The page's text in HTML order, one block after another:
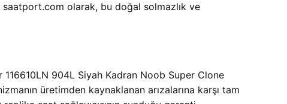
olarak, bu doğal solmazlık ve
904L Siyah Kadran Noob Super Clone
üretimden kaynaklanan arızalarına karşı tam